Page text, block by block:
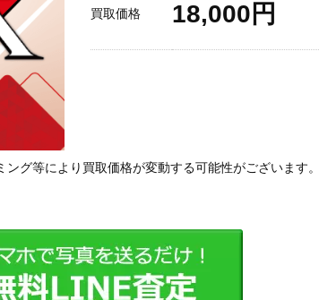
買取価格 18,000円
グ等により買取価格が変動する可能性がございます。